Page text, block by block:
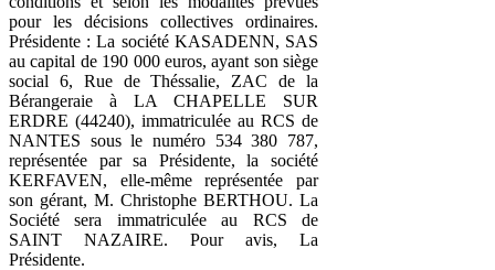
pour les décisions collectives ordinaires.
Présidente : La société KASADENN, SAS
au capital de 190 000 euros, ayant son siège
social 6, Rue de Théssalie, ZAC de la
Bérangeraie à LA CHAPELLE SUR
ERDRE (44240), immatriculée au RCS de
NANTES sous le numéro 534 380 787,
représentée par sa Présidente, la société
KERFAVEN, elle-même représentée par
son gérant, M. Christophe BERTHOU. La
Société sera immatriculée au RCS de
SAINT NAZAIRE. Pour avis, La
Présidente.